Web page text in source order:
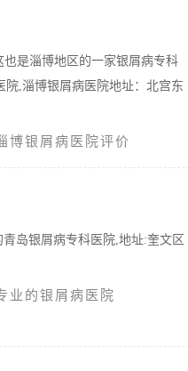
是淄博地区的一家银屑病专科
院,淄博银屑病医院地址：北宫东
博银屑病医院评价
岛银屑病专科医院,地址:奎文区
业的银屑病医院